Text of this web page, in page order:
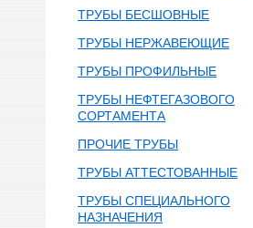
ТРУБЫ БЕСШОВНЫЕ
ТРУБЫ НЕРЖАВЕЮЩИЕ
ТРУБЫ ПРОФИЛЬНЫЕ
ТРУБЫ НЕФТЕГАЗОВОГО
СОРТАМЕНТА
ПРОЧИЕ ТРУБЫ
ТРУБЫ АТТЕСТОВАННЫЕ
ТРУБЫ СПЕЦИАЛЬНОГО
НАЗНАЧЕНИЯ